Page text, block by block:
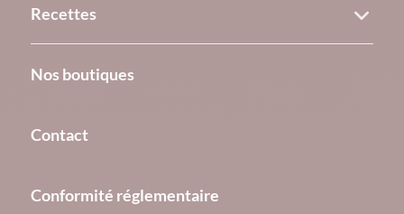
Recettes
Nos boutiques
Contact
Conformité réglementaire